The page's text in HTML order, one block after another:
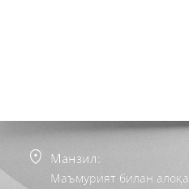
Манзил:
Маъмурият билан алоқа